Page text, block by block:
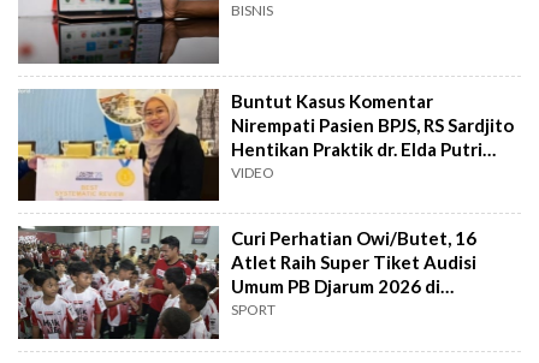
BISNIS
Buntut Kasus Komentar
Nirempati Pasien BPJS, RS Sardjito
Hentikan Praktik dr. Elda Putri
Rahard
VIDEO
Curi Perhatian Owi/Butet, 16
Atlet Raih Super Tiket Audisi
Umum PB Djarum 2026 di
Makassar
SPORT